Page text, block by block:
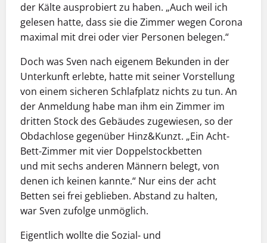
der Kälte ausprobiertzu haben. „Auch weil ich
gelesen hatte, dass sie die Zimmer wegen Corona
maximal mit drei oder vier Personen belegen.“
Doch was Sven nach eigenem Bekunden in der
Unterkunft erlebte, hatte mit seiner Vorstellung
von einem sicheren Schlafplatz nichts zu tun. An
der Anmeldung habe man ihm ein Zimmer im
dritten Stock des Gebäudes zugewiesen, so der
Obdachlose gegenüber Hinz&Kunzt. „Ein Acht-
Bett-Zimmer mit vier Doppelstockbetten
und mitsechs anderen Männern belegt, von
denen ich keinen kannte.“ Nur eins der acht
Betten sei frei geblieben. Abstand zu halten,
warSven zufolge unmöglich.
Eigentlich wollte die Sozial- und